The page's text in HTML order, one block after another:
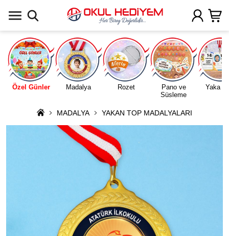
Özel Günler Madalya Rozet
Pano ve
Süsleme
Yaka
MADALYA YAKAN TOP MADALYALARI
Uygulamada Aç